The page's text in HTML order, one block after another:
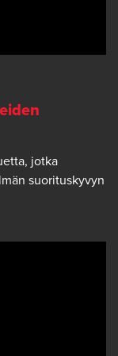
jotka
suorituskyvyn